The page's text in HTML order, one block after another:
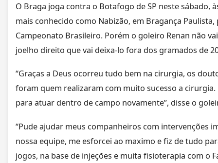
O Braga joga contra o Botafogo de SP neste sábado,
mais conhecido como Nabizão, em Bragança
Campeonato Brasileiro. Porém o goleiro Renan não
joelho direito que vai deixa-lo fora dos gramados de
“Graças a Deus ocorreu tudo bem na cirurgia, os
foram quem realizaram com muito sucesso a
para atuar dentro de campo novamente”, disse o
“Pude ajudar meus companheiros com intervenções
nossa equipe, me esforcei ao maximo e fiz de tudo
jogos, na base de injeções e muita fisioterapia com o